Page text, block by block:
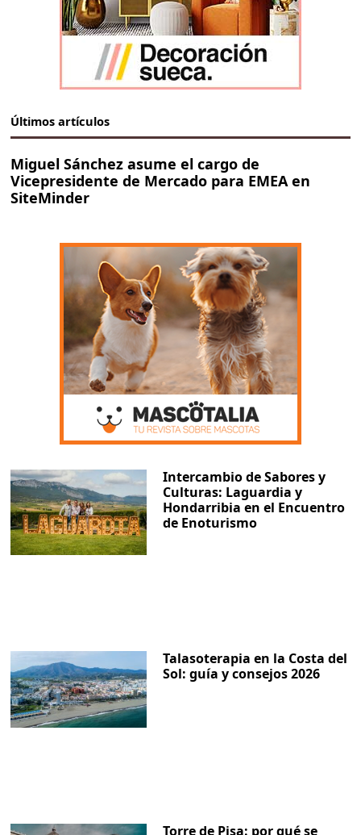
Últimos artículos
Miguel Sánchez asume el cargo de
Vicepresidente de Mercado para EMEA en
SiteMinder
Intercambio de Sabores y
Culturas: Laguardia y
Hondarribia en el Encuentro
de Enoturismo
Talasoterapia en la Costa del
Sol: guía y consejos 2026
Torre de Pisa: por qué se